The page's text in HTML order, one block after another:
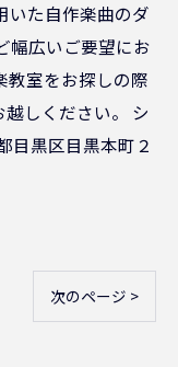
いた自作楽曲のダ
幅広いご要望にお
教室をお探しの際
しください。 シ
目黒区目黒本町２
次のページ >